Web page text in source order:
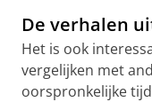
De verhalen
Het is ook
vergelijken met
oorspronkelijke